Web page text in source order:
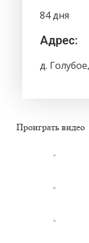
84 дня
Адрес:
д.
Проиграть видео